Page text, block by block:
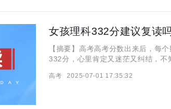
女孩理科332分建议复读
【摘要】高考高考分数出来后，每
332分，心里肯定又迷茫又纠结，不
高考 2025-07-01 17:35:32